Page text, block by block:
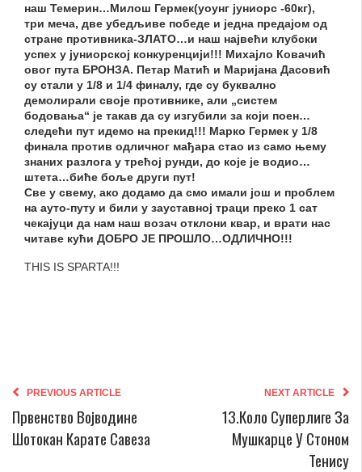
наш Темерин…Милош Гермек(yоунг јуниорс -60кг),
три меча, две убедљиве победе и једна предајом од
стране противника-ЗЛАТО…и наш највећи клубски
успех у јуниорској конкуренцији!!! Михајло Ковачић
овог пута БРОНЗА. Петар Матић и Маријана Дасовић
су стали у 1/8 и 1/4 финалу, где су буквално
демолирали своје противнике, али „систем
бодовања“ је такав да су изгубили за који поен…
следећи пут идемо на прекид!!! Марко Гермек у 1/8
финала против одличног мађара стао из само њему
знаних разлога у трећој рунди, до које је водио…
штета…биће боље други пут!
Све у свему, ако додамо да смо имали још и проблем
на ауто-путу и били у зауставној траци преко 1 сат
чекајуци да нам наш возач отклони квар, и врати нас
читаве кући ДОБРО ЈЕ ПРОШЛО…ОДЛИЧНО!!!
THIS IS SPARTA!!!
PREVIOUS ARTICLE
Првенство Војводине
Шотокан Карате Савеза
NEXT ARTICLE
13.коло Суперлиге За
Мушкарцe У Стоном
Тенису